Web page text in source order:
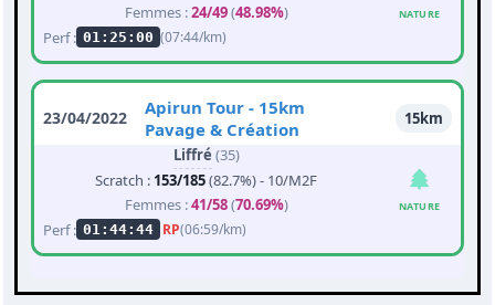
Femmes :24/49(48.98%)
Perf : 01:25:00 (07:44/km)
NATURE
23/04/2022
Apirun Tour - 15km
Pavage & Création
15km
Liffré (35)
Scratch : 153/185(82.7%) - 10/M2F
Femmes :41/58(70.69%)
Perf : 01:44:44 RP(06:59/km)
NATURE